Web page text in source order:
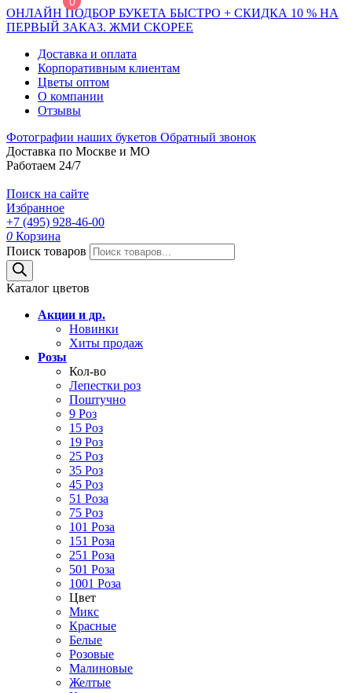
ОНЛАЙН ПОДБОР БУКЕТА БЫСТРО + СКИДКА 10 % НА
ПЕРВЫЙ ЗАКАЗ. ЖМИ СКОРЕЕ
Доставка и оплата
Корпоративным клиентам
Цветы оптом
О компании
Отзывы
Фотографии наших букетов Обратный звонок
Доставка по Москве и МО
Работаем 24/7
Поиск на сайте
Избранное
+7 (495) 928-46-00
0 Корзина
Поиск товаров
Каталог цветов
Акции и др.
Новинки
Хиты продаж
Розы
Кол-во
Лепестки роз
Поштучно
9 Роз
15 Роз
19 Роз
25 Роз
35 Роз
45 Роз
51 Роза
75 Роз
101 Роза
151 Роза
251 Роза
501 Роза
1001 Роза
Цвет
Микс
Красные
Белые
Розовые
Малиновые
Желтые